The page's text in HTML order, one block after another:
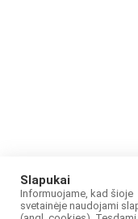
Slapukai
Informuojame, kad šioje
svetainėje naudojami